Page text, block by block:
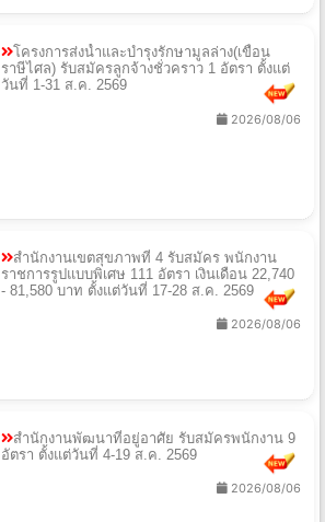
โครงการส่งน้ำและบำรุงรักษามูลล่าง(เขื่อน
ราษีไศล) รับสมัครลูกจ้างชั่วคราว 1 อัตรา ตั้งแต่
วันที่ 1-31 ส.ค. 2569
2026/08/06
สำนักงานเขตสุขภาพที่ 4 รับสมัคร พนักงาน
ราชการรูปแบบพิเศษ 111 อัตรา เงินเดือน 22,740
- 81,580 บาท ตั้งแต่วันที่ 17-28 ส.ค. 2569
2026/08/06
สำนักงานพัฒนาที่อยู่อาศัย รับสมัครพนักงาน 9
อัตรา ตั้งแต่วันที่ 4-19 ส.ค. 2569
2026/08/06